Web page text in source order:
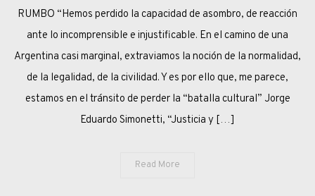
RUMBO “Hemos perdido la capacidad de asombro, de reacción
ante lo incomprensible e injustificable. En el camino de una
Argentina casi marginal, extraviamos la noción de la normalidad,
de la legalidad, de la civilidad. Y es por ello que, me parece,
estamos en el tránsito de perder la “batalla cultural” Jorge
Eduardo Simonetti, “Justicia y […]
Read More